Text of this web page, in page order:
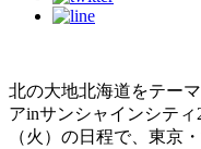
北の大地北海道をテー
アinサンシャインシティ
（火）の日程で、東京